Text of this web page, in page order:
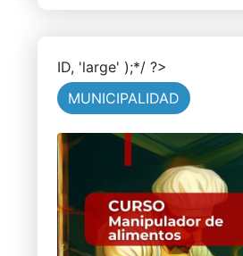
ID, 'large' );*/ ?>
MUNICIPALIDAD